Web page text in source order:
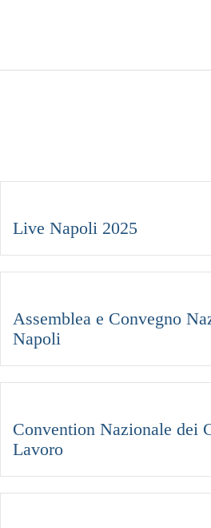
Live Napoli 2025
Assemblea e Convegno
Napoli
Convention Nazionale dei
Lavoro